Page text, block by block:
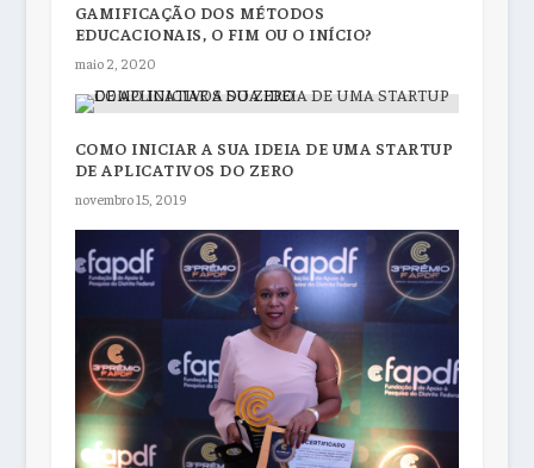
GAMIFICAÇÃO DOS MÉTODOS
EDUCACIONAIS, O FIM OU O INÍCIO?
maio 2, 2020
COMO INICIAR A SUA IDEIA DE UMA STARTUP
DE APLICATIVOS DO ZERO
novembro 15, 2019